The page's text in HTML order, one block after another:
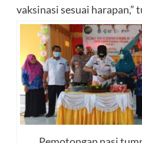
vaksinasi sesuai harapan,”